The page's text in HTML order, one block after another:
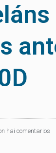
hai comentarios